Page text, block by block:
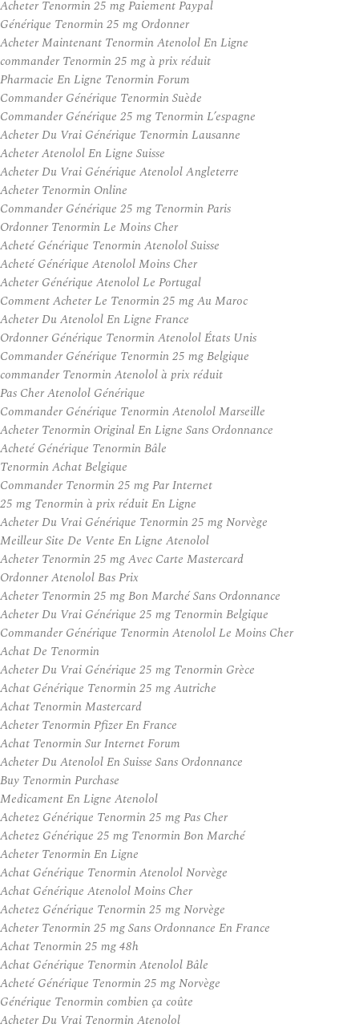
Acheter Tenormin 25 mg Paiement Paypal
Générique Tenormin 25 mg Ordonner
Acheter Maintenant Tenormin Atenolol En Ligne
commander Tenormin 25 mg à prix réduit
Pharmacie En Ligne Tenormin Forum
Commander Générique Tenormin Suède
Commander Générique 25 mg Tenormin L’espagne
Acheter Du Vrai Générique Tenormin Lausanne
Acheter Atenolol En Ligne Suisse
Acheter Du Vrai Générique Atenolol Angleterre
Acheter Tenormin Online
Commander Générique 25 mg Tenormin Paris
Ordonner Tenormin Le Moins Cher
Acheté Générique Tenormin Atenolol Suisse
Acheté Générique Atenolol Moins Cher
Acheter Générique Atenolol Le Portugal
Comment Acheter Le Tenormin 25 mg Au Maroc
Acheter Du Atenolol En Ligne France
Ordonner Générique Tenormin Atenolol États Unis
Commander Générique Tenormin 25 mg Belgique
commander Tenormin Atenolol à prix réduit
Pas Cher Atenolol Générique
Commander Générique Tenormin Atenolol Marseille
Acheter Tenormin Original En Ligne Sans Ordonnance
Acheté Générique Tenormin Bâle
Tenormin Achat Belgique
Commander Tenormin 25 mg Par Internet
25 mg Tenormin à prix réduit En Ligne
Acheter Du Vrai Générique Tenormin 25 mg Norvège
Meilleur Site De Vente En Ligne Atenolol
Acheter Tenormin 25 mg Avec Carte Mastercard
Ordonner Atenolol Bas Prix
Acheter Tenormin 25 mg Bon Marché Sans Ordonnance
Acheter Du Vrai Générique 25 mg Tenormin Belgique
Commander Générique Tenormin Atenolol Le Moins Cher
Achat De Tenormin
Acheter Du Vrai Générique 25 mg Tenormin Grèce
Achat Générique Tenormin 25 mg Autriche
Achat Tenormin Mastercard
Acheter Tenormin Pfizer En France
Achat Tenormin Sur Internet Forum
Acheter Du Atenolol En Suisse Sans Ordonnance
Buy Tenormin Purchase
Medicament En Ligne Atenolol
Achetez Générique Tenormin 25 mg Pas Cher
Achetez Générique 25 mg Tenormin Bon Marché
Acheter Tenormin En Ligne
Achat Générique Tenormin Atenolol Norvège
Achat Générique Atenolol Moins Cher
Achetez Générique Tenormin 25 mg Norvège
Acheter Tenormin 25 mg Sans Ordonnance En France
Achat Tenormin 25 mg 48h
Achat Générique Tenormin Atenolol Bâle
Acheté Générique Tenormin 25 mg Norvège
Générique Tenormin combien ça coûte
Acheter Du Vrai Tenormin Atenolol